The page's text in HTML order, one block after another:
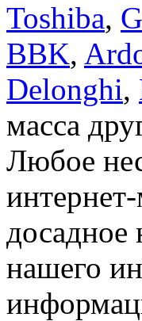
Toshiba,
BBK,
Delonghi,
масса
Любое
досадное
нашего